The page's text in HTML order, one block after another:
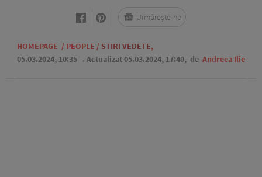
HOMEPAGE / PEOPLE / STIRI VEDETE,
05.03.2024, 10:35 . Actualizat 05.03.2024, 17:40, de Andreea Ilie
Urmărește-ne